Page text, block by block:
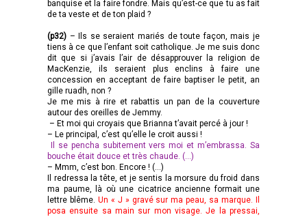
banquise et la faire fondre. Mais qu’est-ce que tu as fait
de ta veste et de ton plaid ?
(p32) – Ils se seraient mariés de toute façon, mais je
tiens à ce que l’enfant soit catholique. Je me suis donc
dit que si j’avais l’air de désapprouver la religion de
MacKenzie, ils seraient plus enclins à faire une
concession en acceptant de faire baptiser le petit, an
gille ruadh, non ?
Je me mis à rire et rabattis un pan de la couverture
autour des oreilles de Jemmy.
– Et moi qui croyais que Brianna t’avait percé à jour !
– Le principal, c’est qu’elle le croit aussi !
Il se pencha subitement vers moi et m’embrassa. Sa
bouche était douce et très chaude. (…)
– Mmm, c’est bon. Encore ! (…)
Il redressa la tête, et je sentis la morsure du froid dans
ma paume, là où une cicatrice ancienne formait une
lettre blême. Un « J » gravé sur ma peau, sa marque. Il
posa ensuite sa main sur mon visage. Je la pressai,